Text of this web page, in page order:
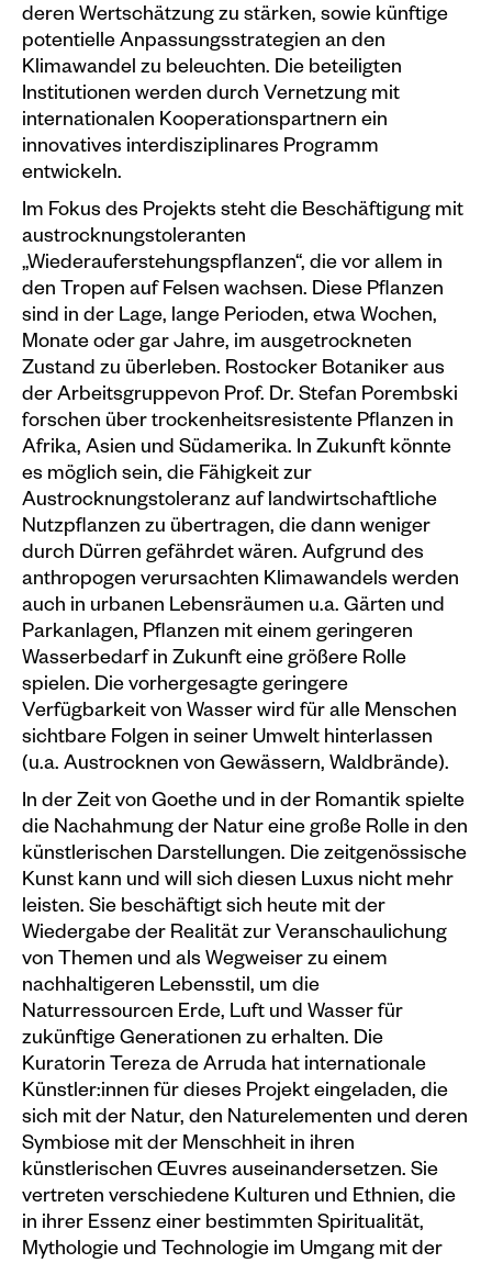
Archiv
Shop
Kataloge
Plakate
Sondereditionen
Editionen
Merchandise
deren Wertschätzung zu stärken, sowie künftige
potentielle Anpassungsstrategien an den
Klimawandel zu beleuchten. Die beteiligten
Institutionen werden durch Vernetzung mit
internationalen Kooperationspartnern ein
innovatives interdisziplinares Programm
entwickeln.
Im Fokus des Projekts steht die Beschäftigung mit
austrocknungstoleranten
„Wiederauferstehungspflanzen“, die vor allem in
den Tropen auf Felsen wachsen. Diese Pflanzen
sind in der Lage, lange Perioden, etwa Wochen,
Monate oder gar Jahre, im ausgetrockneten
Zustand zu überleben. Rostocker Botaniker aus
der Arbeitsgruppevon Prof. Dr. Stefan Porembski
forschen über trockenheitsresistente Pflanzen in
Afrika, Asien und Südamerika. In Zukunft könnte
es möglich sein, die Fähigkeit zur
Austrocknungstoleranz auf landwirtschaftliche
Nutzpflanzen zu übertragen, die dann weniger
durch Dürren gefährdet wären. Aufgrund des
anthropogen verursachten Klimawandels werden
auch in urbanen Lebensräumen u.a. Gärten und
Parkanlagen, Pflanzen mit einem geringeren
Wasserbedarf in Zukunft eine größere Rolle
spielen. Die vorhergesagte geringere
Verfügbarkeit von Wasser wird für alle Menschen
sichtbare Folgen in seiner Umwelt hinterlassen
(u.a. Austrocknen von Gewässern, Waldbrände).
In der Zeit von Goethe und in der Romantik spielte
die Nachahmung der Natur eine große Rolle in den
künstlerischen Darstellungen. Die zeitgenössische
Kunst kann und will sich diesen Luxus nicht mehr
leisten. Sie beschäftigt sich heute mit der
Wiedergabe der Realität zur Veranschaulichung
von Themen und als Wegweiser zu einem
nachhaltigeren Lebensstil, um die
Naturressourcen Erde, Luft und Wasser für
zukünftige Generationen zu erhalten. Die
Kuratorin Tereza de Arruda hat internationale
Künstler:innen für dieses Projekt eingeladen, die
sich mit der Natur, den Naturelementen und deren
Symbiose mit der Menschheit in ihren
künstlerischen Œuvres auseinandersetzen. Sie
vertreten verschiedene Kulturen und Ethnien, die
in ihrer Essenz einer bestimmten Spiritualität,
Mythologie und Technologie im Umgang mit der